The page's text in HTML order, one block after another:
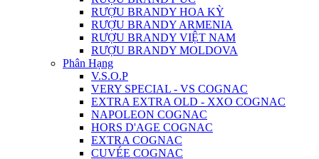
RƯỢU BRANDY HOA KỲ
RƯỢU BRANDY ARMENIA
RƯỢU BRANDY VIỆT NAM
RƯỢU BRANDY MOLDOVA
Phân Hạng
V.S.O.P
VERY SPECIAL - VS COGNAC
EXTRA EXTRA OLD - XXO COGNAC
NAPOLEON COGNAC
HORS D'AGE COGNAC
EXTRA COGNAC
CUVÉE COGNAC